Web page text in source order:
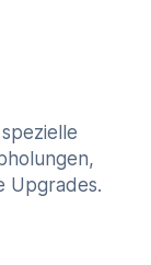
Upgrades.